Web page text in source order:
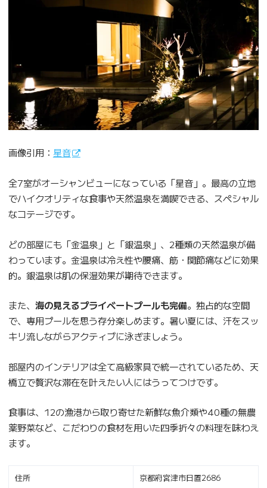
画像引用： 星音
全7室がオーシャンビューになっている「星音」。最高の立地
でハイクオリティな食事や天然温泉を満喫できる、スペシャル
なコテージです。
どの部屋にも「金温泉」と「銀温泉」、2種類の天然温泉が備
わっています。金温泉は冷え性や腰痛、筋・関節痛などに効果
的。銀温泉は肌の保湿効果が期待できます。
また、 海の見えるプライベートプールも完備。独占的な空間
で、専用プールを思う存分楽しめます。暑い夏には、汗をスッ
キリ流しながらアクティブに泳ぎましょう。
部屋内のインテリアは全て高級家具で統一されているため、天
橋立で贅沢な滞在を叶えたい人にはうってつけです。
食事は、12の漁港から取り寄せた新鮮な魚介類や40種の無農
薬野菜など、こだわりの食材を用いた四季折々の料理を味わえ
ます。
住所 京都府宮津市日置2686